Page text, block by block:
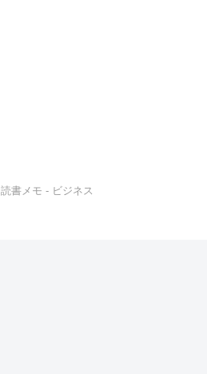
読書メモ - ビジネス